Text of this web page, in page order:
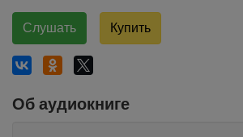
Слушать Купить
Об аудиокниге